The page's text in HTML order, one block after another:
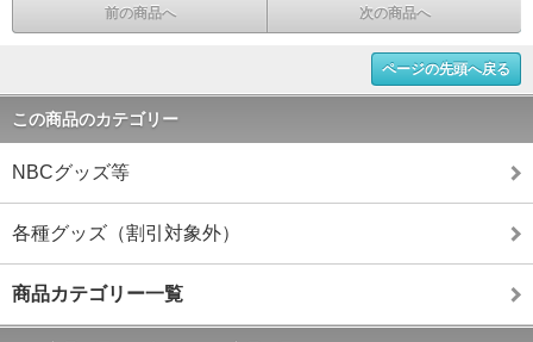
前の商品へ 次の商品へ
ページの先頭へ戻る
この商品のカテゴリー
NBCグッズ等
各種グッズ（割引対象外）
商品カテゴリー一覧